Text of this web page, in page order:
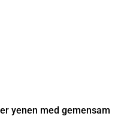
yenen med gemensam